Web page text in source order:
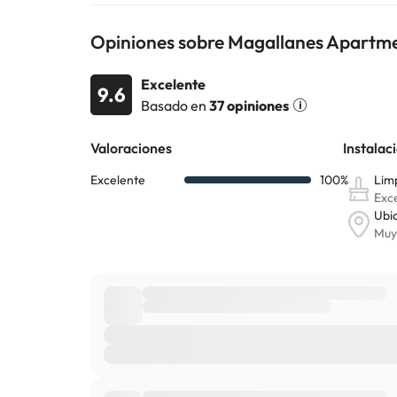
Opiniones sobre Magallanes
9.6
Excelente
Basado en 37 opiniones